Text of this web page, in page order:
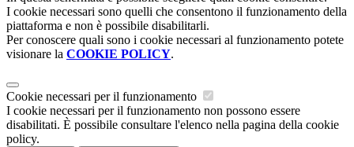
I cookie necessari sono quelli che consentono il funzionamento della
piattaforma e non è possibile disabilitarli.
Per conoscere quali sono i cookie necessari al funzionamento potete
visionare la COOKIE POLICY.
Cookie necessari per il funzionamento
I cookie necessari per il funzionamento non possono essere
disabilitati. È possibile consultare l'elenco nella pagina della cookie
policy.